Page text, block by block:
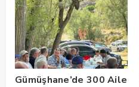
Gümüşhane’de 300 Aile